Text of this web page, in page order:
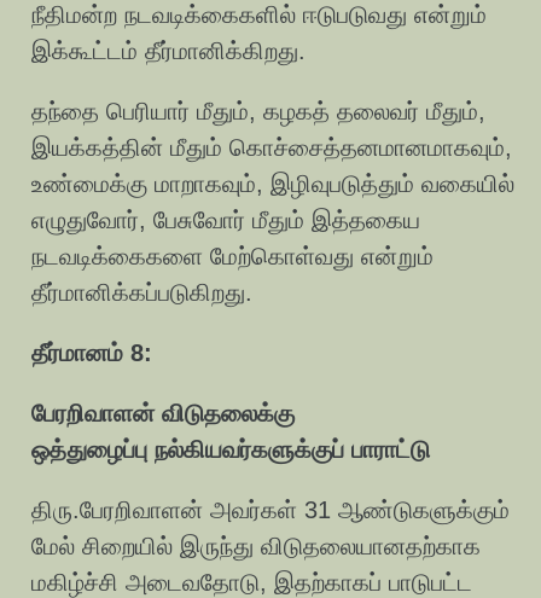
நீதிமன்ற நடவடிக்கைகளில் ஈடுபடுவது என்றும்
இக்கூட்டம் தீர்மானிக்கிறது.
தந்தை பெரியார் மீதும், கழகத் தலைவர் மீதும்,
இயக்கத்தின் மீதும் கொச்சைத்தனமானமாகவும்,
உண்மைக்கு மாறாகவும், இழிவுபடுத்தும் வகையில்
எழுதுவோர், பேசுவோர் மீதும் இத்தகைய
நடவடிக்கைகளை மேற்கொள்வது என்றும்
தீர்மானிக்கப்படுகிறது.
தீர்மானம் 8:
பேரறிவாளன் விடுதலைக்கு
ஒத்துழைப்பு நல்கியவர்களுக்குப் பாராட்டு
திரு.பேரறிவாளன் அவர்கள் 31 ஆண்டுகளுக்கும்
மேல் சிறையில் இருந்து விடுதலையானதற்காக
மகிழ்ச்சி அடைவதோடு, இதற்காகப் பாடுபட்ட